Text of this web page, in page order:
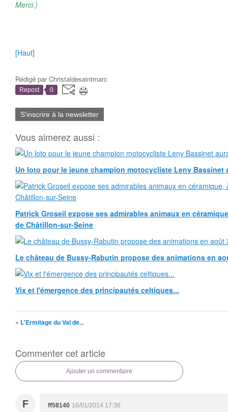
Merci.)
[Haut]
Rédigé parChristaldesaintmarc
Repost 0
S'inscrire à la newsletter
Vous aimerez aussi :
Un loto pour le jeune champion motocycliste Leny Bassinet
Patrick Groseil expose ses admirables animaux en
de Châtillon-sur-Seine
Le château de Bussy-Rabutin propose des animations en
Vix et l'émergence des principautés celtiques...
« L'Ermitage du Val de...
Commenter cet article
Ajouter un commentaire
F ff58140 16/01/2014 17:38